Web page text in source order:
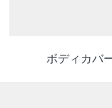
ボディカバ